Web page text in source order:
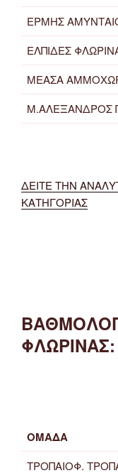
ΕΡΜΗΣ
ΕΛΠΙΔΕΣ
ΜΕΑΣΑ
Μ.ΑΛΕΞΑΝΔΡΟΣ
ΔΕΙΤΕ ΤΗΝ
ΚΑΤΗΓΟΡΙΑΣ
ΦΛΩΡΙΝΑΣ:
ΟΜΑΔΑ
ΤΡΟΠΑΙΟΦ.